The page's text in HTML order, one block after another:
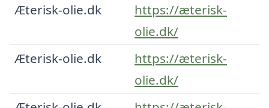
Æterisk-olie.dk
https://æterisk-
olie.dk/
Æterisk-olie.dk
https://æterisk-
olie.dk/